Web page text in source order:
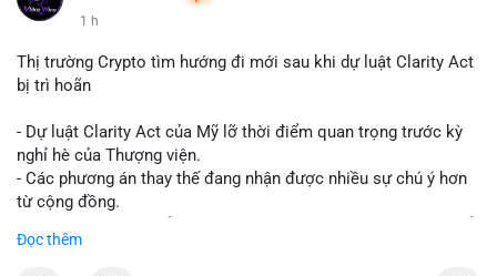
1 h
Thị trường Crypto tìm hướng đi mới sau khi dự luật Clarity Act
bị trì hoãn
- Dự luật Clarity Act của Mỹ lỡ thời điểm quan trọng trước kỳ
nghỉ hè của Thượng viện.
- Các phương án thay thế đang nhận được nhiều sự chú ý hơn
từ cộng đồng.
về pháp lý.
Đọc thêm